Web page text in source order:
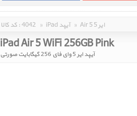
کد کالا : 4042 » iPad آیپد » Air 5 ایر 5
iPad Air 5 WiFi 256GB Pink
آیپد ایر 5 وای فای 256 گیگابایت صورتی